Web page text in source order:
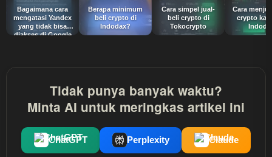
Bagaimana cara
mengatasi Yandex
yang tidak bisa
diakses di Google
Berapa minimum
beli crypto di
Indodax?
Cara simpel jual-
beli crypto di
Tokocrypto
Cara
crypto
Tidak punya banyak waktu?
Minta AI untuk meringkas artikel ini
ChatGPT Perplexity Claude